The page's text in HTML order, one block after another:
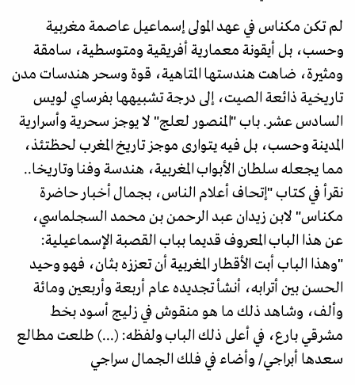
لم تكن مكناس في عهد المولى إسماعيل عاصمة مغربية
وحسب، بل أيقونة معمارية أفريقية ومتوسطية، سامقة
ومثيرة، ضاهت هندستها المتاهية، قوة وسحر هندسات مدن
تاريخية ذائعة الصيت، إلى درجة تشبيهها بفرساي لويس
السادس عشر. باب "المنصور لعلج" لا يوجز سحرية وأسرارية
المدينة وحسب، بل فيه يتوارى موجز تاريخ المغرب لحظتئذ،
مما يجعله سلطان الأبواب المغربية، هندسة وفنا وتاريخا..
نقرأ في كتاب "إتحاف أعلام الناس، بجمال أخبار حاضرة
مكناس" لابن زيدان عبد الرحمن بن محمد السجلماسي،
عن هذا الباب المعروف قديما بباب القصبة الإسماعيلية:
"وهذا الباب أبت الأقطار المغربية أن تعززه بثان، فهو وحيد
الحسن بين أترابه، أنشأ تجديده عام أربعة وأربعين ومائة
وألف، وشاهد ذلك ما هو منقوش في زليج أسود بخط
مشرقي بارع، في أعلى ذلك الباب ولفظه: (...) طلعت مطالع
سعدها أبراجي/‏‏ وأضاء في فلك الجمال سراجي